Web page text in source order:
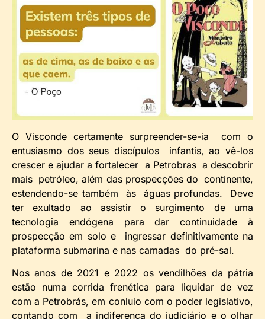
O Visconde certamente surpreender-se-ia com o
entusiasmo dos seus discípulos infantis, ao vê-los
crescer e ajudar a fortalecer a Petrobras a descobrir
mais petróleo, além das prospecções do continente,
estendendo-se também às águas profundas. Deve
ter exultado ao assistir o surgimento de uma
tecnologia endógena para dar continuidade à
prospecção em solo e ingressar definitivamente na
plataforma submarina e nas camadas do pré-sal.
Nos anos de 2021 e 2022 os vendilhões da pátria
estão numa corrida frenética para liquidar de vez
com a Petrobrás, em conluio com o poder legislativo,
contando com a indiferença do judiciário e o olhar